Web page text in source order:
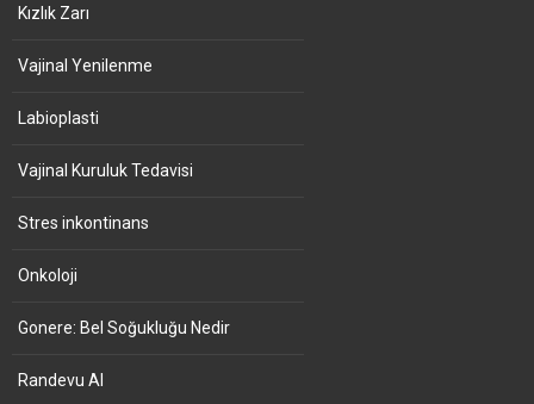
Kızlık Zarı
Vajinal Yenilenme
Labioplasti
Vajinal Kuruluk Tedavisi
Stres inkontinans
Onkoloji
Gonere: Bel Soğukluğu Nedir
Randevu Al